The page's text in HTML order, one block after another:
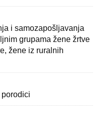
i samozapošljavanja
grupama žene žrtve
žene iz ruralnih